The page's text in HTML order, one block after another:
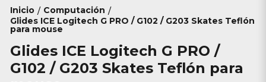
Inicio / Computación /
Glides ICE Logitech G PRO / G102 / G203 Skates Teflón
para mouse
Glides ICE Logitech G PRO /
G102 / G203 Skates Teflón para